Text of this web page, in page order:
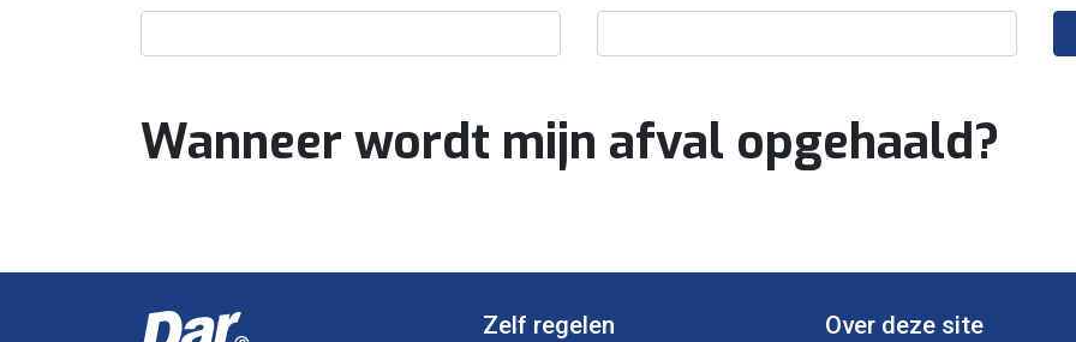
Wanneer wordt mijn afval opgehaald?
Zelf regelen Over deze site